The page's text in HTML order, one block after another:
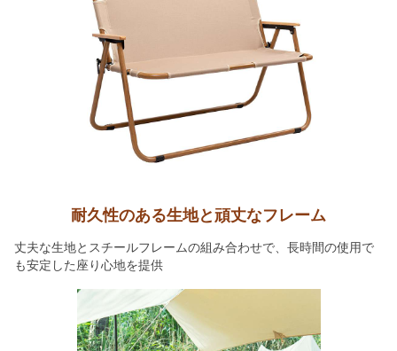
耐久性のある生地と頑丈なフレーム
丈夫な生地とスチールフレームの組み合わせで、長時間の使用で
も安定した座り心地を提供